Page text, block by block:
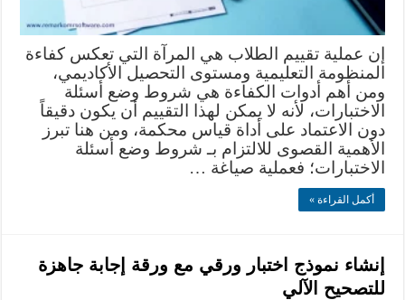
إن عملية تقييم الطلاب هي المرآة التي تعكس كفاءة
المنظومة التعليمية ومستوى التحصيل الأكاديمي،
ومن أهم أدوات الكفاءة هي شروط وضع أسئلة
الاختبارات، لأنه لا يمكن لهذا التقييم أن يكون دقيقاً
دون الاعتماد على أداة قياس محكمة، ومن هنا تبرز
الأهمية القصوى للالتزام بـ شروط وضع أسئلة
الاختبارات؛ فعملية صياغة …
أكمل القراءة »
إنشاء نموذج اختبار ورقي مع ورقة إجابة جاهزة
للتصحيح الآلي